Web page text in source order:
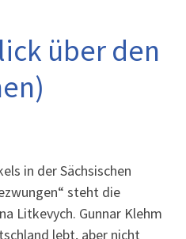
über den
in der Sächsischen
steht die
Litkevych. Gunnar Klehm
lebt, aber nicht